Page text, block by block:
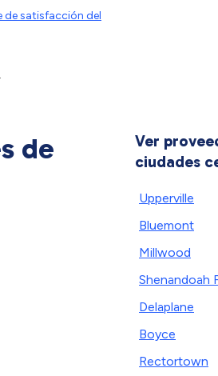
de satisfacción del
de
Ver
ciudades
Upperville
Bluemont
Millwood
Shenandoah
Delaplane
Boyce
Rectortown